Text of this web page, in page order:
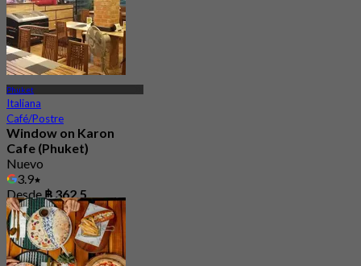
Phuket
Italiana
Café/Postre
Window on Karon
Cafe (Phuket)
Nuevo
3.9
Desde ฿ 362.5